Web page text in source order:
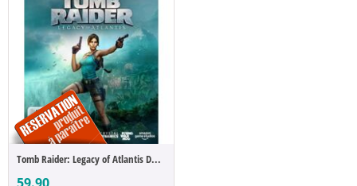
Tomb Raider: Legacy of Atlantis Day One Edition (Code in a Box) (FR)